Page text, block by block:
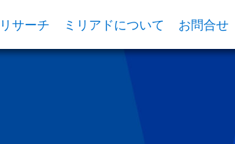
サーチ ミリアドについて お問合せ